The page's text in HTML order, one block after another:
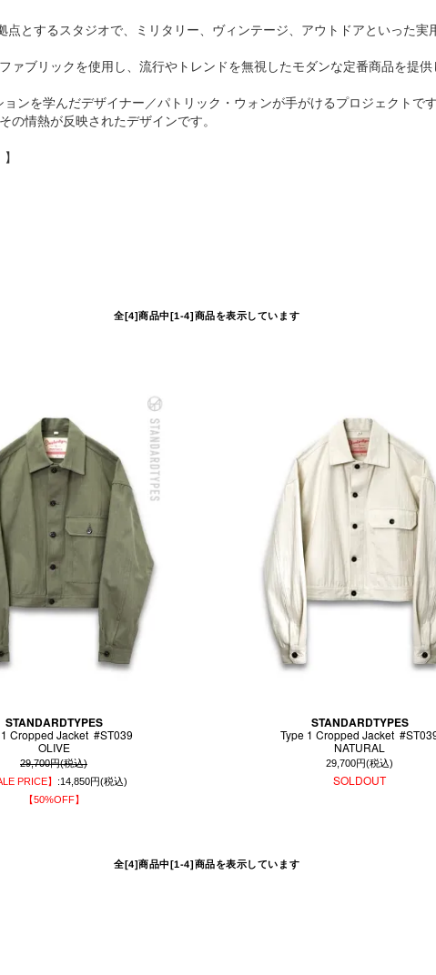
とするスタジオで、ミリタリー、ヴィンテージ、アウトドアといった
ブリックを使用し、流行やトレンドを無視したモダンな定番商品を提供
ンを学んだデザイナー／パトリック・ウォンが手がけるプロジェクトです
情熱が反映されたデザインです。
全[4]商品中[1-4]商品を表示しています
STANDARDTYPES
Cropped Jacket #ST039
OLIVE
29,700円(税込)
PRICE】 :14,850円(税込)
【50%OFF】
STANDARDTYPES
Type 1 Cropped Jacket
NATURAL
29,700円(税込)
SOLDOUT
全[4]商品中[1-4]商品を表示しています